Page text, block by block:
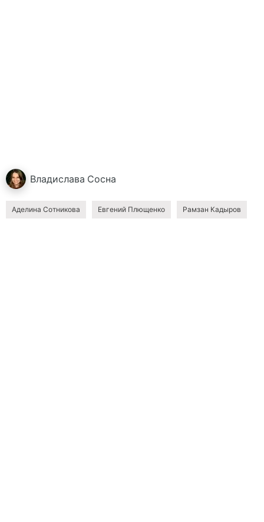
Владислава Сосна
Аделина Сотникова Евгений Плющенко Рамзан Кадыров